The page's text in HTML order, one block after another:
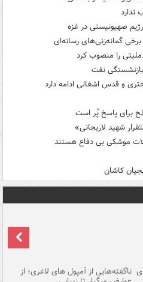
ندارد
برخی گمانه‌زنی‌های رسانه‌ای
را منصوب کرد
و قدس اشغالی ادامه دارد
برای پاسخ پُر است
شهید لاریجانی»
موشکی بی دفاع هستند
کاشان
ناگفته‌هایی از آمپول های لاغری؛ از